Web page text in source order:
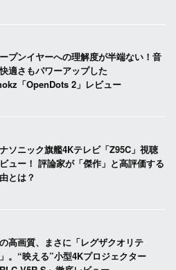
プンイヤーへの理解度が半端ない！音
適さもパワーアップした
「OpenDots 2」レビュー
ソニック旗艦4Kテレビ「Z95C」視聴
ュー！ 評論家が「傑作」と高評価する
とは？
高画質、まさに「レグザクオリテ
。“映える”小型4Kプロジェクター